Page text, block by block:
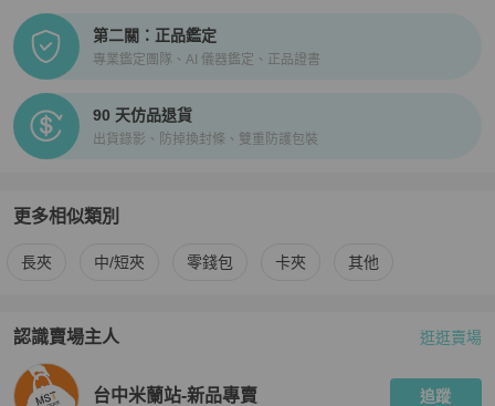
第二關：正品鑑定
專業鑑定團隊、AI 儀器鑑定、正品證書
90 天仿品退貨
出貨錄影、防掉換封條、雙重防護包裝
更多相似類別
更多Vivienne Westwood女士錢包 / 小皮件 相似商品推薦
長夾 中/短夾 零錢包 卡夾 其他
認識賣場主人
PopChill 拍拍圈嚴選賣家
逛逛賣場
台中米蘭站-新品專賣 追蹤